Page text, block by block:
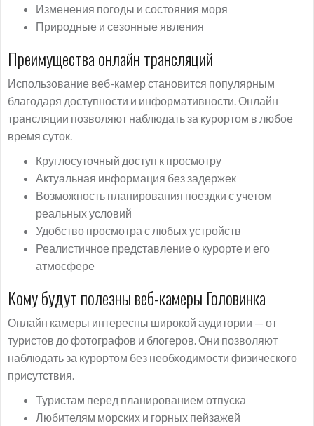
Изменения погоды и состояния моря
Природные и сезонные явления
Преимущества онлайн трансляций
Использование веб-камер становится популярным
благодаря доступности и информативности. Онлайн
трансляции позволяют наблюдать за курортом в любое
время суток.
Круглосуточный доступ к просмотру
Актуальная информация без задержек
Возможность планирования поездки с учетом
реальных условий
Удобство просмотра с любых устройств
Реалистичное представление о курорте и его
атмосфере
Кому будут полезны веб-камеры Головинка
Онлайн камеры интересны широкой аудитории — от
туристов до фотографов и блогеров. Они позволяют
наблюдать за курортом без необходимости физического
присутствия.
Туристам перед планированием отпуска
Любителям морских и горных пейзажей